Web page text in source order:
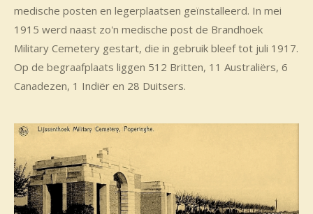
medische posten en legerplaatsen geïnstalleerd. In mei
1915 werd naast zo'n medische post de Brandhoek
Military Cemetery gestart, die in gebruik bleef tot juli 1917.
Op de begraafplaats liggen 512 Britten, 11 Australiërs, 6
Canadezen, 1 Indiër en 28 Duitsers.